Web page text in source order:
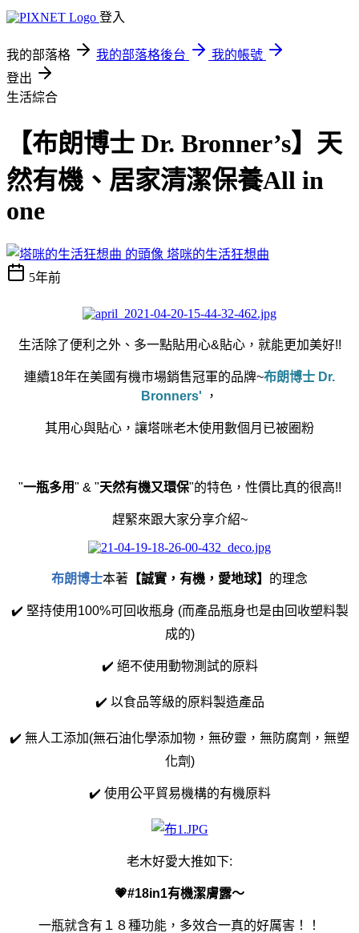
登入
我的部落格 我的部落格後台
我的帳號
登出
生活綜合
【布朗博士 Dr. Bronner’s】天
然有機、居家清潔保養All in
one
塔咪的生活狂想曲
5年前
生活除了便利之外、多一點貼用心&貼心，就能更加美好!!
連續18年在美國有機市場銷售冠軍的品牌~布朗博士 Dr.
Bronners'
，
其用心與貼心，讓塔咪老木使用數個月已被圈粉
"一瓶多用" & "天然有機又環保"的特色，性價比真的很高!!
趕緊來跟大家分享介紹~
布朗博士本著 【誠實，有機，愛地球】 的理念
✔️ 堅持使用100%可回收瓶身 (而產品瓶身也是由回收塑料製
成的)
✔️ 絕不使用動物測試的原料
✔️ 以食品等級的原料製造產品
✔️ 無人工添加(無石油化學添加物，無矽靈，無防腐劑，無塑
化劑)
✔️ 使用公平貿易機構的有機原料
老木好愛大推如下:
💗#18in1有機潔膚露～
一瓶就含有１８種功能，多效合一真的好厲害！！